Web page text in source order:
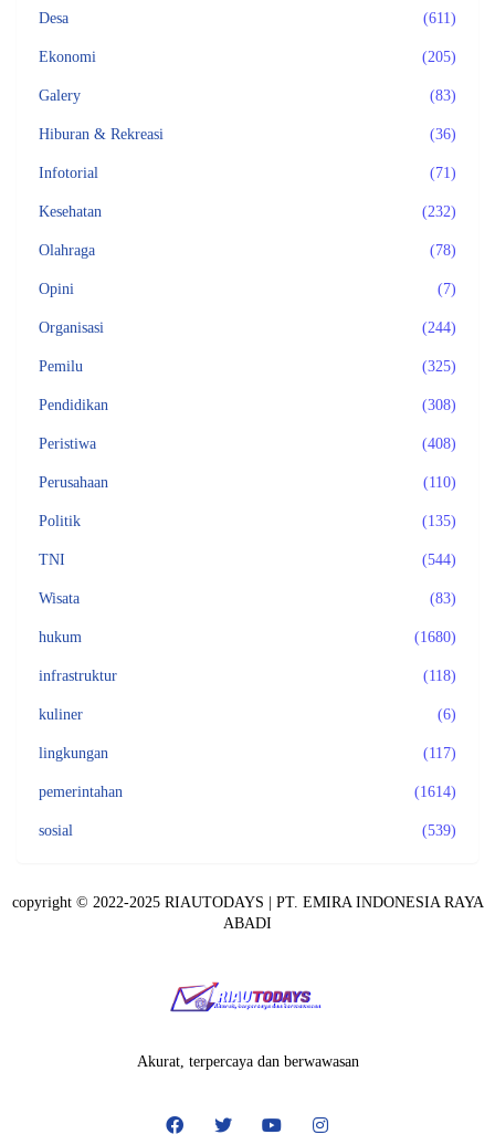
Desa (611)
Ekonomi (205)
Galery (83)
Hiburan & Rekreasi (36)
Infotorial (71)
Kesehatan (232)
Olahraga (78)
Opini (7)
Organisasi (244)
Pemilu (325)
Pendidikan (308)
Peristiwa (408)
Perusahaan (110)
Politik (135)
TNI (544)
Wisata (83)
hukum (1680)
infrastruktur (118)
kuliner (6)
lingkungan (117)
pemerintahan (1614)
sosial (539)
copyright © 2022-2025 RIAUTODAYS | PT. EMIRA INDONESIA RAYA
ABADI
Akurat, terpercaya dan berwawasan